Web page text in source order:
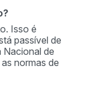
Isso é
passível de
Nacional de
normas de